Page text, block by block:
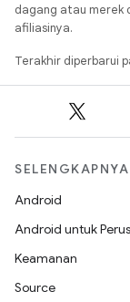
dagang atau
afiliasinya.
Terakhir diperbarui
Android
Android untuk
Keamanan
Source